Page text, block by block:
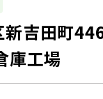
吉田町
庫工場